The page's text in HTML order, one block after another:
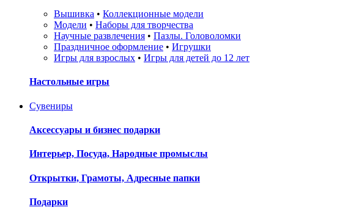
Вышивка • Коллекционные модели
Модели • Наборы для творчества
Научные развлечения • Пазлы. Головоломки
Праздничное оформление • Игрушки
Игры для взрослых • Игры для детей до 12 лет
Настольные игры
Сувениры
Аксессуары и бизнес подарки
Интерьер, Посуда, Народные промыслы
Открытки, Грамоты, Адресные папки
Подарки